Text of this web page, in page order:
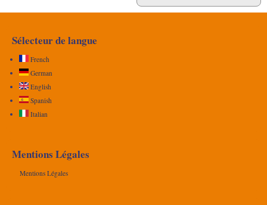
Sélecteur de langue
French
German
English
Spanish
Italian
Mentions Légales
Mentions Légales